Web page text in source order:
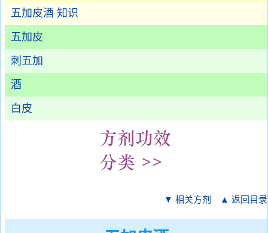
五加皮酒 知识
五加皮
刺五加
酒
白皮
▼ 相关方剂 ▲ 返回目录